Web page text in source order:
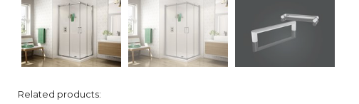
Related products: